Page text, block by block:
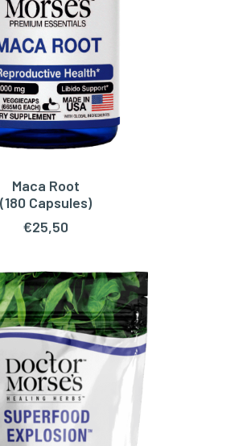
AAN WINKELWAGEN
Maca Root
(180 Capsules)
€25,50